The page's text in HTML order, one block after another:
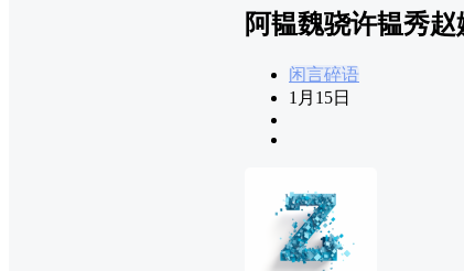
阿韫魏骁许韫秀
闲言碎语
1月15日